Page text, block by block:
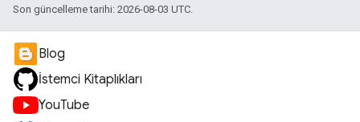
Son güncelleme tarihi: 2026-08-03 UTC.
Blog
İstemci Kitaplıkları
YouTube